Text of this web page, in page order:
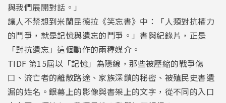
與我們展開對話。」
讓人不禁想到米蘭昆德拉《笑忘書》中：「人類對抗權力
的鬥爭，就是記憶與遺忘的鬥爭。」書與紀錄片，正是
「對抗遺忘」這個動作的兩種媒介。
TIDF 第15屆以「記憶」為隱線，那些被壓縮的戰爭傷
口、流亡者的離散路途、家族深鎖的秘密、被殖民史書遺
漏的姓名。銀幕上的影像與書架上的文字，從不同的入口